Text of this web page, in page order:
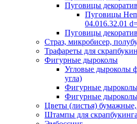
Пуговицы
Пуговицы
04.016.32.01
Пуговицы
Страз, микробисер,
Трафареты для
Фигурные дыроколы
Угловые дыроколы
угла)
Фигурные
Фигурные
Цветы (листья)
Штампы для скрапбукинга